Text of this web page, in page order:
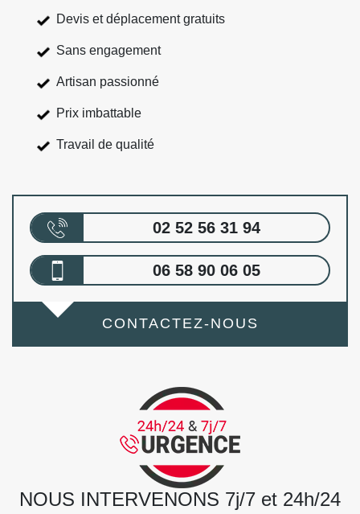
Devis et déplacement gratuits
Sans engagement
Artisan passionné
Prix imbattable
Travail de qualité
02 52 56 31 94
06 58 90 06 05
CONTACTEZ-NOUS
NOUS INTERVENONS 7j/7 et 24h/24